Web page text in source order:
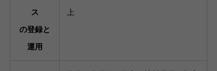
ス
の登録と
運用
上